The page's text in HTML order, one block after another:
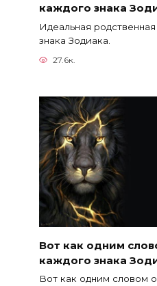
каждого знака
Идеальная
знака Зодиака.
27.6к.
Вот как одним
каждого знака
Вот как одним словом